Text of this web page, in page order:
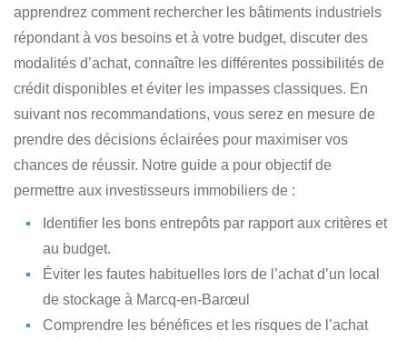
apprendrez comment rechercher les bâtiments industriels
répondant à vos besoins et à votre budget, discuter des
modalités d’achat, connaître les différentes possibilités de
crédit disponibles et éviter les impasses classiques. En
suivant nos recommandations, vous serez en mesure de
prendre des décisions éclairées pour maximiser vos
chances de réussir. Notre guide a pour objectif de
permettre aux investisseurs immobiliers de :
Identifier les bons entrepôts par rapport aux critères et
au budget.
Éviter les fautes habituelles lors de l’achatd’un local
de stockage à Marcq-en-Barœul
Comprendre les bénéfices et les risques de l’achat